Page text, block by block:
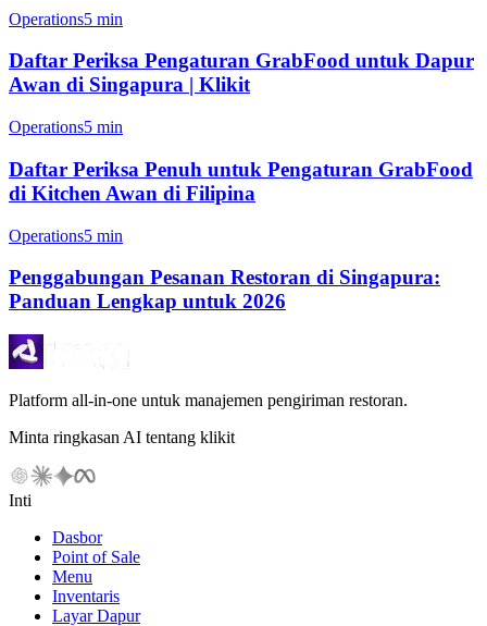
Operations5 min
Daftar Periksa Pengaturan GrabFood untuk Dapur
Awan di Singapura | Klikit
Operations5 min
Daftar Periksa Penuh untuk Pengaturan GrabFood
di Kitchen Awan di Filipina
Operations5 min
Penggabungan Pesanan Restoran di Singapura:
Panduan Lengkap untuk 2026
Platform all-in-one untuk manajemen pengiriman restoran.
Minta ringkasan AI tentang klikit
Inti
Dasbor
Point of Sale
Menu
Inventaris
Layar Dapur